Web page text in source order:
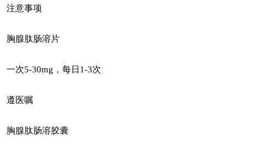
注意事项
胸腺肽肠溶片
一次5-30mg，每日1-3次
遵医嘱
胸腺肽肠溶胶囊